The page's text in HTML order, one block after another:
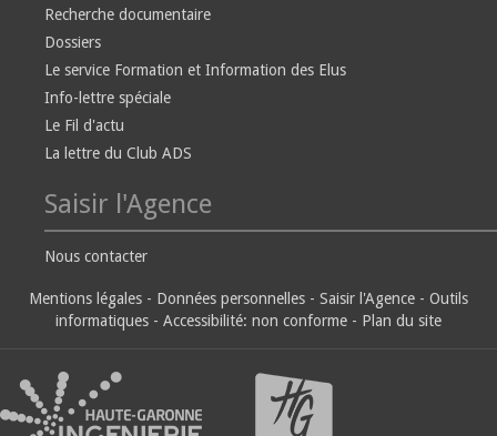
Recherche documentaire
Dossiers
Le service Formation et Information des Elus
Info-lettre spéciale
Le Fil d'actu
La lettre du Club ADS
Saisir l'Agence
Nous contacter
Mentions légales - Données personnelles - Saisir l'Agence - Outils
informatiques - Accessibilité: non conforme - Plan du site